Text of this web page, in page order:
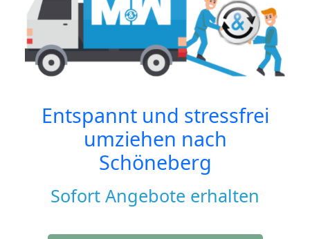
Entspannt und stressfrei
umziehen nach
Schöneberg
Sofort Angebote erhalten